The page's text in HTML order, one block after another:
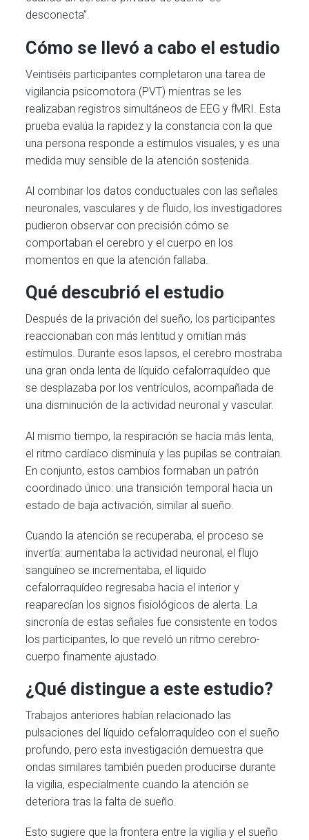
desconecta”.
Cómo se llevó a cabo el estudio
Veintiséis participantes completaron una tarea de
vigilancia psicomotora (PVT) mientras se les
realizaban registros simultáneos de EEG y fMRI. Esta
prueba evalúa la rapidez y la constancia con la que
una persona responde a estímulos visuales, y es una
medida muy sensible de la atención sostenida.
Al combinar los datos conductuales con las señales
neuronales, vasculares y de fluido, los investigadores
pudieron observar con precisión cómo se
comportaban el cerebro y el cuerpo en los
momentos en que la atención fallaba.
Qué descubrió el estudio
Después de la privación del sueño, los participantes
reaccionaban con más lentitud y omitían más
estímulos. Durante esos lapsos, el cerebro mostraba
una gran onda lenta de líquido cefalorraquídeo que
se desplazaba por los ventrículos, acompañada de
una disminución de la actividad neuronal y vascular.
Al mismo tiempo, la respiración se hacía más lenta,
el ritmo cardíaco disminuía y las pupilas se contraían.
En conjunto, estos cambios formaban un patrón
coordinado único: una transición temporal hacia un
estado de baja activación, similar al sueño.
Cuando la atención se recuperaba, el proceso se
invertía: aumentaba la actividad neuronal, el flujo
sanguíneo se incrementaba, el líquido
cefalorraquídeo regresaba hacia el interior y
reaparecían los signos fisiológicos de alerta. La
sincronía de estas señales fue consistente en todos
los participantes, lo que reveló un ritmo cerebro-
cuerpo finamente ajustado.
¿Qué distingue a este estudio?
Trabajos anteriores habían relacionado las
pulsaciones del líquido cefalorraquídeo con el sueño
profundo, pero esta investigación demuestra que
ondas similares también pueden producirse durante
la vigilia, especialmente cuando la atención se
deteriora tras la falta de sueño.
Esto sugiere que la frontera entre la vigilia y el sueño